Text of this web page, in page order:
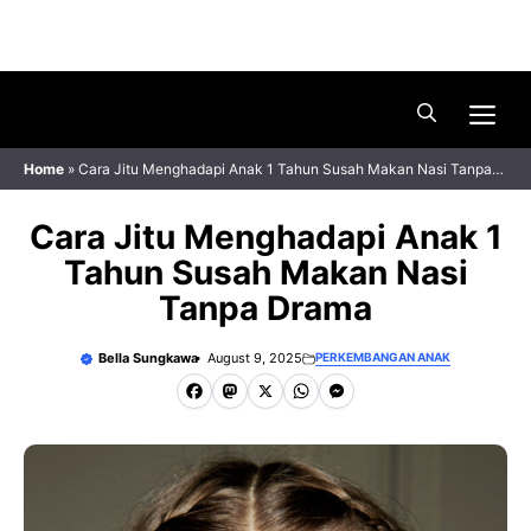
content
Home » Cara Jitu Menghadapi Anak 1 Tahun Susah Makan Nasi Tanpa
Cara Jitu Menghadapi Anak 1
Tahun Susah Makan Nasi
Tanpa Drama
Bella Sungkawa August 9, 2025 PERKEMBANGAN ANAK
F
a
c
e
M
a
s
t
X W
h
a
t
M
e
s
s